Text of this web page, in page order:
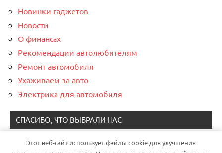
Новинки гаджетов
Новости
О финансах
Рекомендации автолюбителям
Ремонт автомобиля
Ухаживаем за авто
Электрика для автомобиля
СПАСИБО, ЧТО ВЫБРАЛИ НАС
Этот веб-сайт использует файлы cookie для улучшения